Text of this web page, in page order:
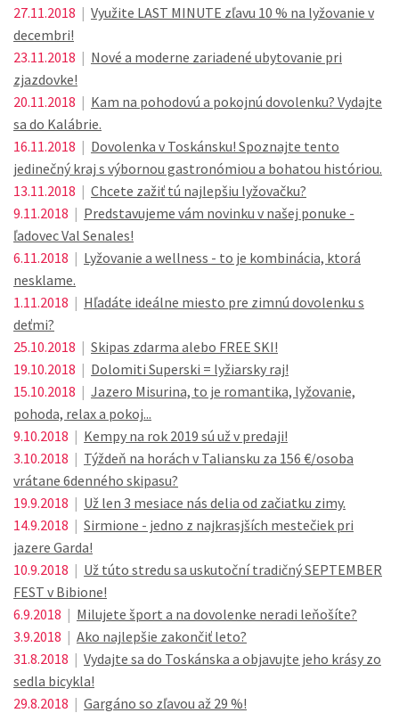
27.11.2018 | Využite LAST MINUTE zľavu 10 % na lyžovanie v
decembri!
23.11.2018 | Nové a moderne zariadené ubytovanie pri
zjazdovke!
20.11.2018 | Kam na pohodovú a pokojnú dovolenku? Vydajte
sa do Kalábrie.
16.11.2018 | Dovolenka v Toskánsku! Spoznajte tento
jedinečný kraj s výbornou gastronómiou a bohatou históriou.
13.11.2018 | Chcete zažiť tú najlepšiu lyžovačku?
9.11.2018 | Predstavujeme vám novinku v našej ponuke -
ľadovec Val Senales!
6.11.2018 | Lyžovanie a wellness - to je kombinácia, ktorá
nesklame.
1.11.2018 | Hľadáte ideálne miesto pre zimnú dovolenku s
deťmi?
25.10.2018 | Skipas zdarma alebo FREE SKI!
19.10.2018 | Dolomiti Superski = lyžiarsky raj!
15.10.2018 | Jazero Misurina, to je romantika, lyžovanie,
pohoda, relax a pokoj...
9.10.2018 | Kempy na rok 2019 sú už v predaji!
3.10.2018 | Týždeň na horách v Taliansku za 156 €/osoba
vrátane 6denného skipasu?
19.9.2018 | Už len 3 mesiace nás delia od začiatku zimy.
14.9.2018 | Sirmione - jedno z najkrasjších mestečiek pri
jazere Garda!
10.9.2018 | Už túto stredu sa uskutoční tradičný SEPTEMBER
FEST v Bibione!
6.9.2018 | Milujete šport a na dovolenke neradi leňošíte?
3.9.2018 | Ako najlepšie zakončiť leto?
31.8.2018 | Vydajte sa do Toskánska a objavujte jeho krásy zo
sedla bicykla!
29.8.2018 | Gargáno so zľavou až 29 %!